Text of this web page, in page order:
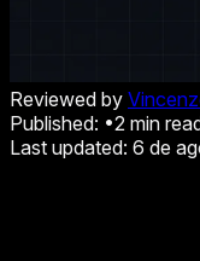
Reviewed by
Published: •2 min
Last updated: 6 de